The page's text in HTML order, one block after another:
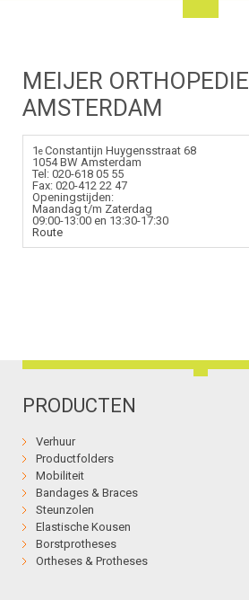
MEIJER ORTHOPEDIE
AMSTERDAM
1eConstantijn Huygensstraat 68
1054 BW Amsterdam
Tel: 020-618 05 55
Fax: 020-412 22 47
Openingstijden:
Maandag t/m Zaterdag
09:00-13:00 en 13:30-17:30
Route
PRODUCTEN
Verhuur
Productfolders
Mobiliteit
Bandages & Braces
Steunzolen
Elastische Kousen
Borstprotheses
Ortheses & Protheses